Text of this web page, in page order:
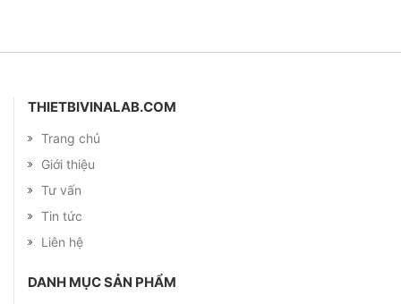
THIETBIVINALAB.COM
Trang chủ
Giới thiệu
Tư vấn
Tin tức
Liên hệ
DANH MỤC SẢN PHẨM